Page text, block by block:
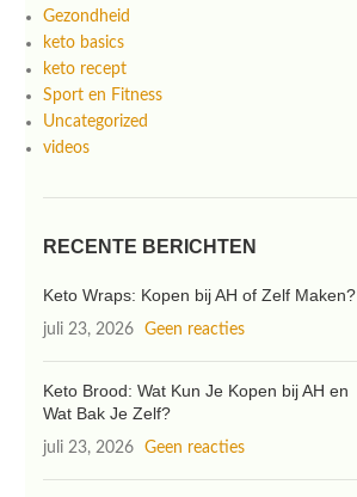
Gezondheid
keto basics
keto recept
Sport en Fitness
Uncategorized
videos
RECENTE BERICHTEN
Keto Wraps: Kopen bij AH of Zelf Maken?
juli 23, 2026 Geen reacties
Keto Brood: Wat Kun Je Kopen bij AH en
Wat Bak Je Zelf?
juli 23, 2026 Geen reacties